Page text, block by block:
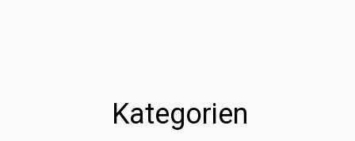
Kategorien